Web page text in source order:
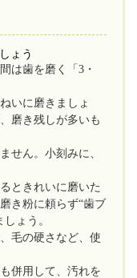
ょう
は歯を磨く「3・
いに磨きましょ
磨き残しが多いも
せん。小刻みに、
ときれいに磨いた
き粉に頼らず“歯ブ
ょう。
毛の硬さなど、使
併用して、汚れを